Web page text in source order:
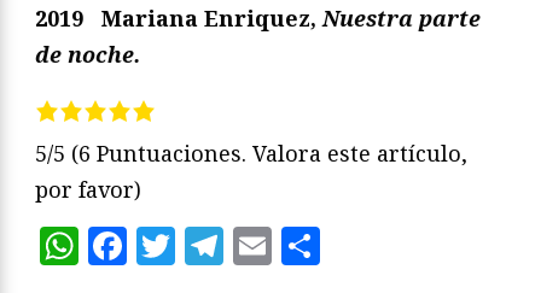
2019 Mariana Enriquez, Nuestra parte
de noche.
5/5 (6 Puntuaciones. Valora este artículo,
por favor)
WhatsApp
Facebook
Twitter
Telegram
Email